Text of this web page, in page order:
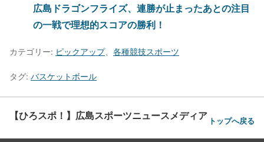
広島ドラゴンフライズ、連勝が止まったあとの注目
の一戦で理想的スコアの勝利！
カテゴリー: ピックアップ、 各種競技スポーツ
タグ: バスケットボール
【ひろスポ！】広島スポーツニュースメディア トップへ戻る